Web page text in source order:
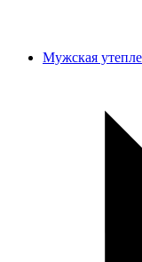
Мужская